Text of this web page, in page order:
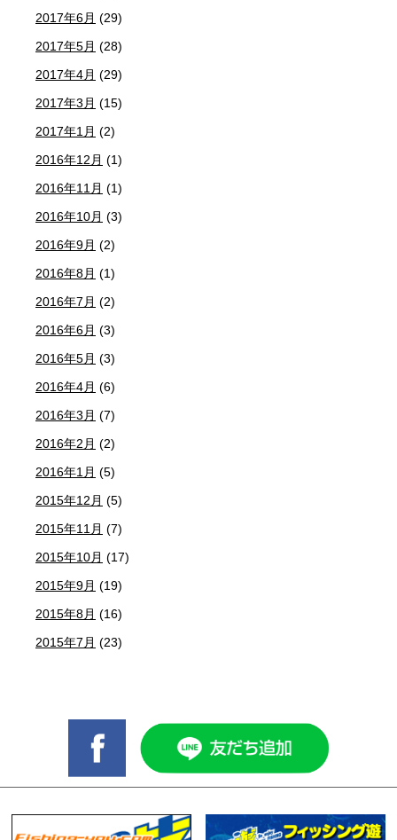
2017年6月 (29)
2017年5月 (28)
2017年4月 (29)
2017年3月 (15)
2017年1月 (2)
2016年12月 (1)
2016年11月 (1)
2016年10月 (3)
2016年9月 (2)
2016年8月 (1)
2016年7月 (2)
2016年6月 (3)
2016年5月 (3)
2016年4月 (6)
2016年3月 (7)
2016年2月 (2)
2016年1月 (5)
2015年12月 (5)
2015年11月 (7)
2015年10月 (17)
2015年9月 (19)
2015年8月 (16)
2015年7月 (23)